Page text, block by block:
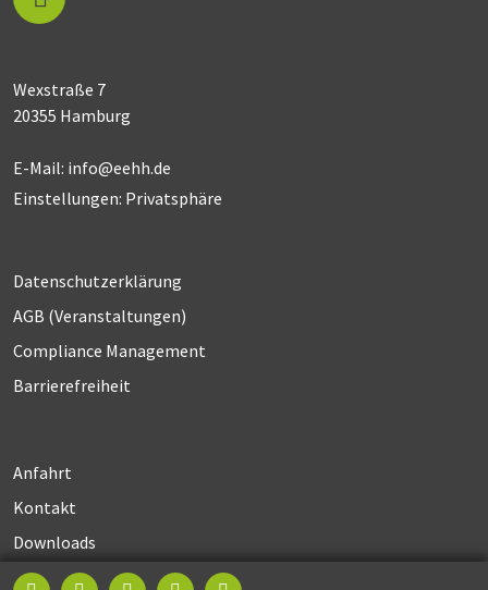
Wexstraße 7
20355 Hamburg
E-Mail: info@eehh.de
Einstellungen: Privatsphäre
Datenschutzerklärung
AGB (Ver­an­stal­tun­gen)
Compliance Management
Barrierefreiheit
Anfahrt
Kontakt
Downloads
Impressum